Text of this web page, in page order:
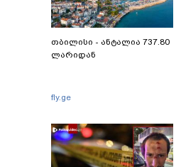
თბილისი - ანტალია 737.80
ლარიდან
fly.ge